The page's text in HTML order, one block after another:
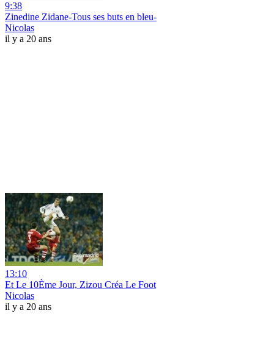
9:38
Zinedine Zidane-Tous ses buts en bleu-
Nicolas
il y a 20 ans
13:10
Et Le 10Ème Jour, Zizou Créa Le Foot
Nicolas
il y a 20 ans